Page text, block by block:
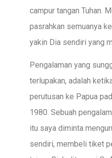
campur tangan Tuhan.
pasrahkan semuanya
yakin Dia sendiri yang
Pengalaman yang
terlupakan, adalah
perutusan ke Papua
1980. Sebuah
itu saya diminta
sendiri, membeli tiket